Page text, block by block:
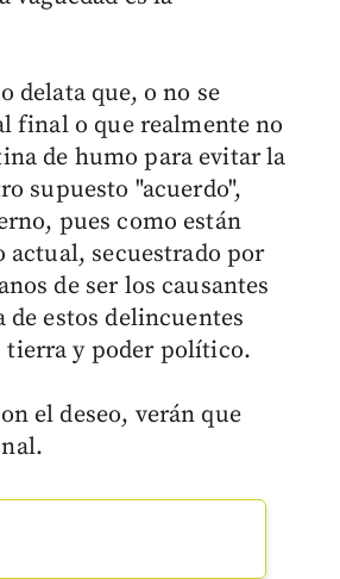
delata que, o no se
final o que realmente no
de humo para evitar la
supuesto "acuerdo",
pues como están
actual, secuestrado por
de ser los causantes
estos delincuentes
tierra y poder político.
el deseo, verán que